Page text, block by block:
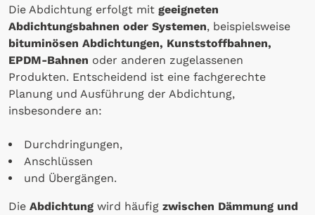
Die Abdichtung erfolgt mit geeigneten
Abdichtungsbahnen oder Systemen, beispielsweise
bituminösen Abdichtungen, Kunststoffbahnen,
EPDM-Bahnen oder anderen zugelassenen
Produkten. Entscheidend ist eine fachgerechte
Planung und Ausführung der Abdichtung,
insbesondere an:
Durchdringungen,
Anschlüssen
und Übergängen.
Die Abdichtung wird häufig zwischen Dämmung und